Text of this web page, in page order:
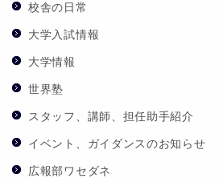
校舎の日常
大学入試情報
大学情報
世界塾
スタッフ、講師、担任助手紹介
イベント、ガイダンスのお知らせ
広報部ワセダネ